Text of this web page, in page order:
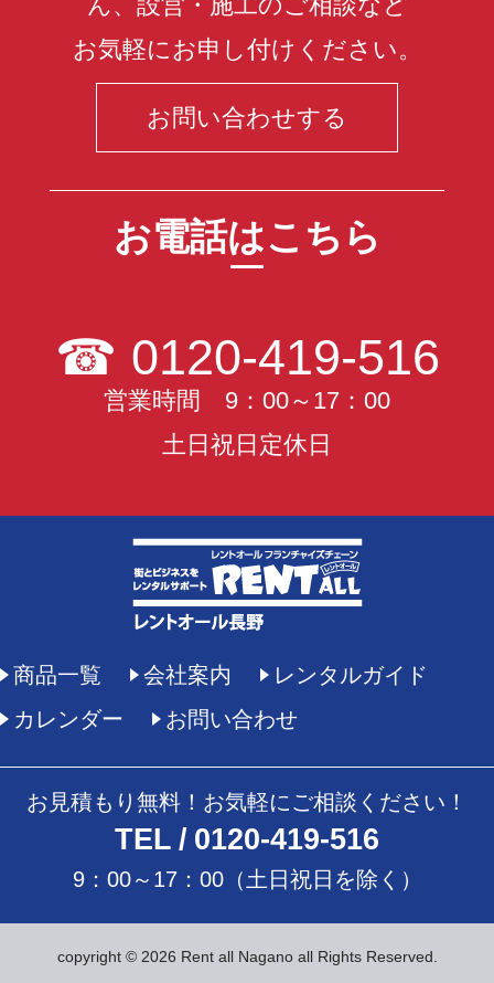
お気軽にお申し付けください。
お問い合わせする
お電話はこちら
☎ 0120-419-516
営業時間 9：00～17：00
土日祝日定休日
商品一覧 会社案内
レンタルガイド
カレンダー
お問い合わせ
お見積もり無料！お気軽にご相談ください！
TEL 0120-419-516
9：00～17：00（土日祝日を除く）
copyright © 2026 Rent all Nagano all Rights Reserved.